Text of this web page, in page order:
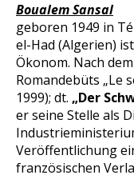
Boualem Sansal
geboren 1949 in
el-Had (Algerien)
Ökonom. Nach
Romandebüts „Le
1999); dt. „Der
er seine Stelle als
Veröffentlichung
französischen